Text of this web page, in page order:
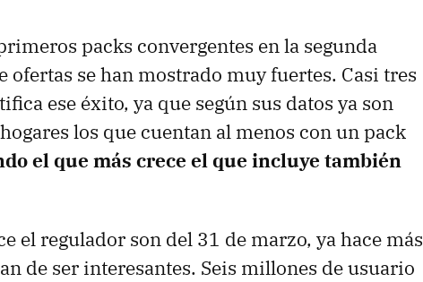
packs convergentes en la segunda
ofertas se han mostrado muy fuertes. Casi tres
ese éxito, ya que según sus datos ya son
los que cuentan al menos con un pack
el que más crece el que incluye también
el regulador son del 31 de marzo, ya hace más
de ser interesantes. Seis millones de usuario